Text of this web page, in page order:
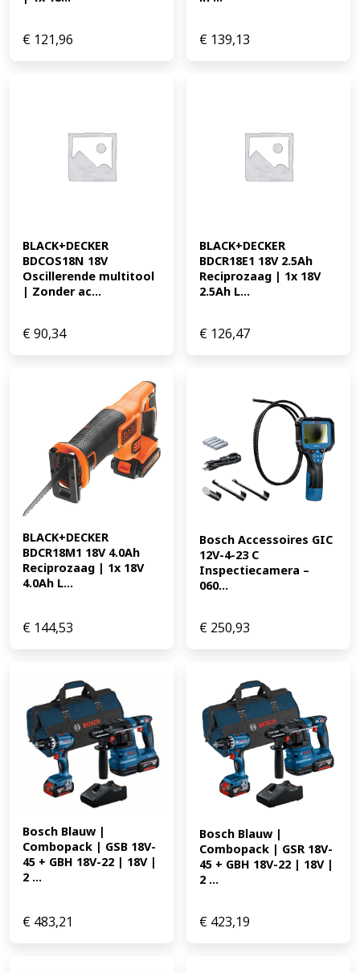
€ 121,96 € 139,13
BLACK+DECKER
BDCOS18N 18V
Oscillerende multitool
| Zonder ac...
€90,34
BLACK+DECKER
BDCR18E1 18V 2.5Ah
Reciprozaag | 1x 18V
2.5Ah L...
€ 126,47
BLACK+DECKER
BDCR18M1 18V 4.0Ah
Reciprozaag | 1x 18V
4.0Ah L...
€ 144,53
Bosch Accessoires GIC
12V-4-23 C
Inspectiecamera –
060...
€ 250,93
Bosch Blauw |
Combopack | GSB 18V-
45 + GBH 18V-22 | 18V |
2 ...
€ 483,21
Bosch Blauw |
Combopack | GSR 18V-
45 + GBH 18V-22 | 18V |
2 ...
€ 423,19